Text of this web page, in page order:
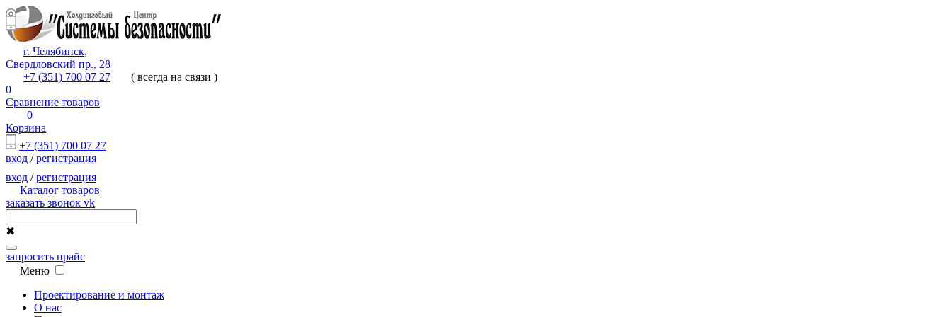
г. Челябинск,
Свердловский пр., 28
+7 (351) 700 07 27
( всегда на связи )
0
Сравнение товаров
0
Корзина
+7 (351) 700 07 27
вход /регистрация
вход /регистрация
Каталог товаров
заказать звонок vk
✖
запросить прайс
Меню
Проектирование и монтаж
О нас